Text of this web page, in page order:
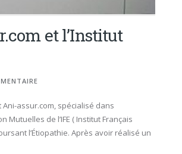
et l’Institut
assur.com, spécialisé dans
de l’IFE ( Institut Français
l’Étiopathie. Après avoir réalisé un